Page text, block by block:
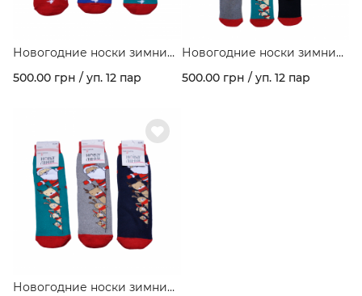
Новогодние носки зимние
махровые с рисунком
"Елочные украшения"
500.00 грн / уп. 12 пар
Новогодние носки зимние
махровые с рисунком
"Зверята" ассорти цветов в
500.00 грн / уп. 12 пар
Новогодние носки зимние